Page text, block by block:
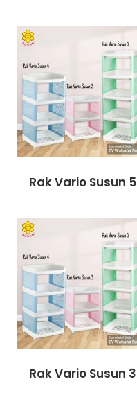
Rak Vario Susun 5
Rak Vario Susun 3